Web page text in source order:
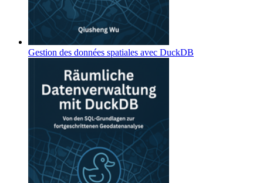
Gestion des données spatiales avec DuckDB